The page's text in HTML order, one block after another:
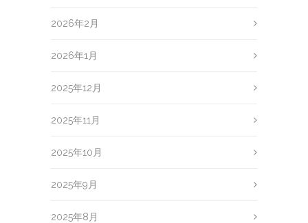
2026年2月
2026年1月
2025年12月
2025年11月
2025年10月
2025年9月
2025年8月